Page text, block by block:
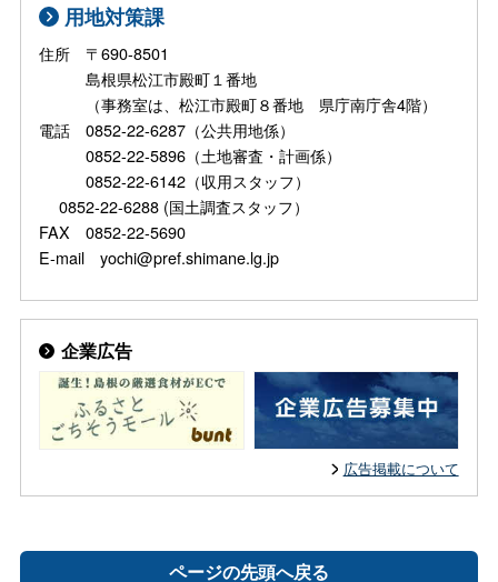
用地対策課
住所 〒690-8501
島根県松江市殿町１番地
（事務室は、松江市殿町８番地 県庁南庁舎4階）
電話 0852-22-6287（公共用地係）
0852-22-5896（土地審査・計画係）
0852-22-6142（収用スタッフ）
0852-22-6288 (国土調査スタッフ）
FAX 0852-22-5690
E-mail yochi@pref.shimane.lg.jp
企業広告
広告掲載について
ページの先頭へ戻る